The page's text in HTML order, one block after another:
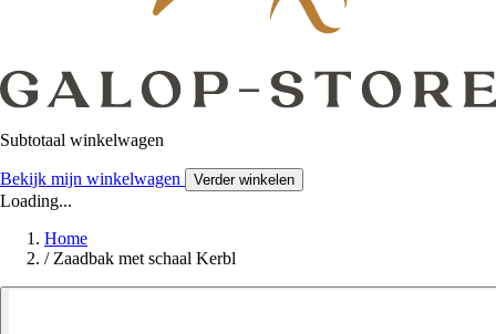
Subtotaal winkelwagen
Bekijk mijn winkelwagen Verder winkelen
Loading...
Home
/ Zaadbak met schaal Kerbl